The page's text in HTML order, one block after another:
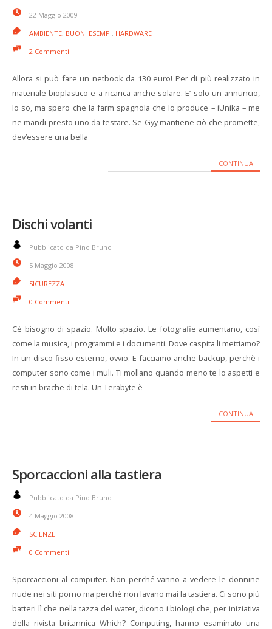
22 Maggio 2009
AMBIENTE, BUONI ESEMPI, HARDWARE
2 Commenti
Allora si può fare un netbook da 130 euro! Per di più realizzato in
materiale bioplastico e a ricarica anche solare. E’ solo un annuncio,
lo so, ma spero che la farm spagnola che lo produce – iUnika – me
ne mandi presto uno da testare. Se Gyy mantiene ciò che promette,
dev’essere una bella
CONTINUA
Dischi volanti
Pubblicato da Pino Bruno
5 Maggio 2008
SICUREZZA
0 Commenti
Cè bisogno di spazio. Molto spazio. Le fotografie aumentano, così
come la musica, i programmi e i documenti. Dove caspita li mettiamo?
In un disco fisso esterno, ovvio. E facciamo anche backup, perchè i
computer sono come i muli. Ti mollano quando meno te lo aspetti e
resti in brache di tela. Un Terabyte è
CONTINUA
Sporcaccioni alla tastiera
Pubblicato da Pino Bruno
4 Maggio 2008
SCIENZE
0 Commenti
Sporcaccioni al computer. Non perché vanno a vedere le donnine
nude nei siti porno ma perché non lavano mai la tastiera. Ci sono più
batteri lì che nella tazza del water, dicono i biologi che, per iniziativa
della rivista britannica Which? Computing, hanno esaminato una